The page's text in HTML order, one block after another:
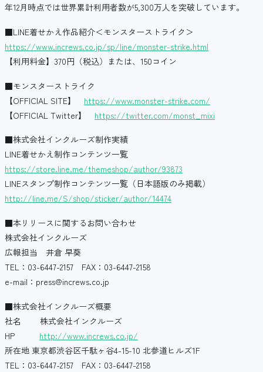
年12月時点では世界累計利用者数が5,300万人を突破しています。
■LINE着せかえ作品紹介＜モンスターストライク＞
https://www.increws.co.jp/sp/line/monster-strike.html
【利用料金】370円（税込）または、150コイン
■モンスターストライク
【OFFICIAL SITE】 https://www.monster-strike.com/
【OFFICIAL Twitter】 https://twitter.com/monst_mixi
■株式会社インクルーズ制作実績
LINE着せかえ制作コンテンツ一覧
https://store.line.me/themeshop/author/93873
LINEスタンプ制作コンテンツ一覧（日本語版のみ掲載）
http://line.me/S/shop/sticker/author/14474
■本リリースに関するお問い合わせ
株式会社インクルーズ
広報担当 井倉 早葵
TEL：03-6447-2157 FAX：03-6447-2158
e-mail：press@increws.co.jp
■株式会社インクルーズ概要
社名 株式会社インクルーズ
HP http://www.increws.co.jp/
所在地 東京都渋谷区千駄ヶ谷4-15-10 北参道ヒルズ1F
TEL：03-6447-2157 FAX：03-6447-2158